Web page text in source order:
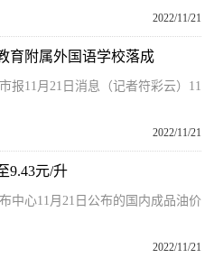
2022/11/21
育附属外国语学校落成
报11月21日消息（记者符彩云）11
2022/11/21
9.43元/升
中心11月21日公布的国内成品油价
2022/11/21